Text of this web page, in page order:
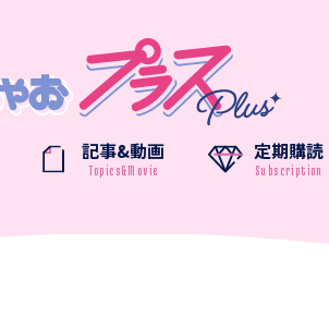
記事&動画 定期購読